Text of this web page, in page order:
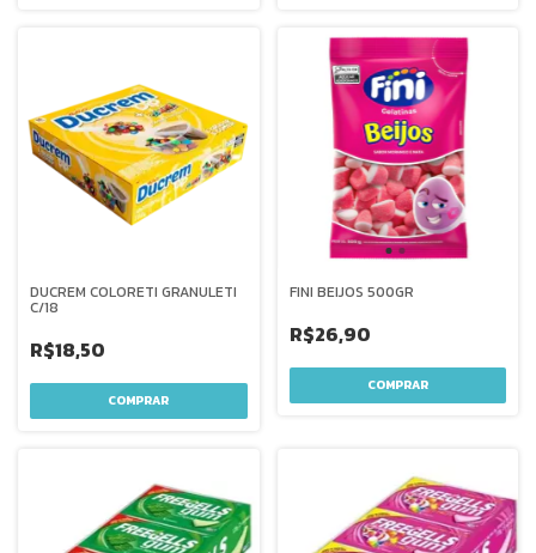
DUCREM COLORETI GRANULETI
C/18
R$18,50
FINI BEIJOS 500GR
R$26,90